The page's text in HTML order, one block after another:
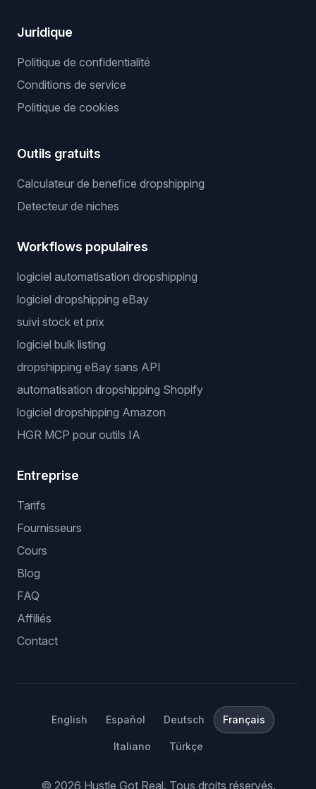
Juridique
Politique de confidentialité
Conditions de service
Politique de cookies
Outils gratuits
Calculateur de benefice dropshipping
Detecteur de niches
Workflows populaires
logiciel automatisation dropshipping
logiciel dropshipping eBay
suivi stock et prix
logiciel bulk listing
dropshipping eBay sans API
automatisation dropshipping Shopify
logiciel dropshipping Amazon
HGR MCP pour outils IA
Entreprise
Tarifs
Fournisseurs
Cours
Blog
FAQ
Affiliés
Contact
English Español Deutsch Français
Italiano Türkçe
© 2026 Hustle Got Real. Tous droits réservés.